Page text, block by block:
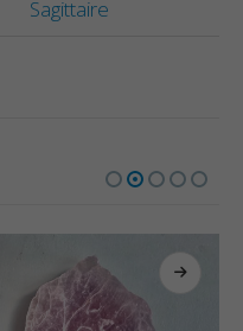
Sagittaire